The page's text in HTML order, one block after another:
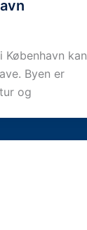
kan
Byen er
og